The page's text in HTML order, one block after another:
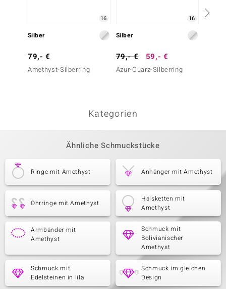
16
Silber
79,- €
Amethyst-Silberring
16
Silber
79,- € 59,- €
Azur-Quarz-Silberring
Kategorien
Ähnliche Schmuckstücke
Ringe mit Amethyst Anhänger mit Amethyst
Ohrringe mit Amethyst
Halsketten mit
Amethyst
Armbänder mit
Amethyst
Schmuck mit
Bolivianischer
Amethyst
Schmuck mit
Edelsteinen in lila
Schmuck im gleichen
Design